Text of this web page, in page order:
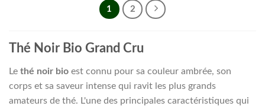
1 2
Thé Noir Bio Grand Cru
Le thé noir bio est connu pour sa couleur ambrée, son
corps et sa saveur intense qui ravit les plus grands
amateurs de thé. L'une des principales caractéristiques qui